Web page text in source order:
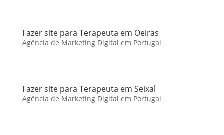
Fazer site para Terapeuta em Oeiras
Agência de Marketing Digital em Portugal
Fazer site para Terapeuta em Seixal
Agência de Marketing Digital em Portugal